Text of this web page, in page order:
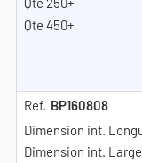
BP160808